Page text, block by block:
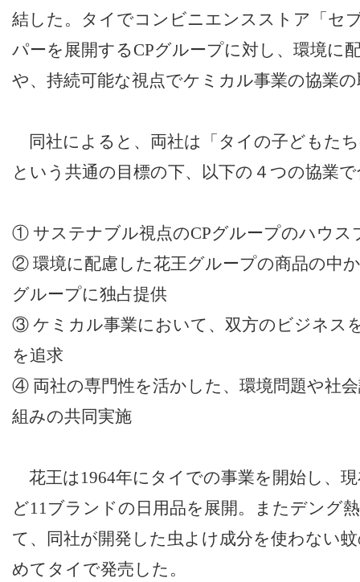
結した。タイでコンビニエンスストア「セ
パーを展開するCPグループに対し、環境に
や、持続可能な視点でケミカル事業の協業
同社によると、両社は「タイの子どもた
という共通の目標の下、以下の４つの協業
① サステナブル視点のCPグループのハウス
② 環境に配慮した花王グループの商品の中
グループに独占提供
③ ケミカル事業において、双方のビジネス
を追求
④ 両社の専門性を活かした、環境問題や社
組みの共同実施
花王は1964年にタイでの事業を開始し、
ど11ブランドの日用品を展開。またデング
て、同社が開発した虫よけ成分を使わない
めてタイで発売した。